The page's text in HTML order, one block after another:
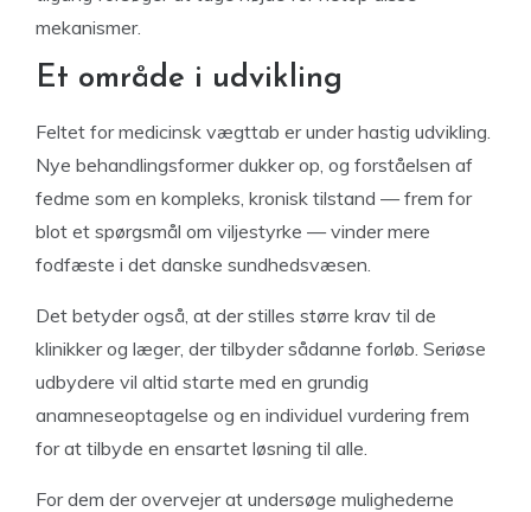
mekanismer.
Et område i udvikling
Feltet for medicinsk vægttab er under hastig udvikling.
Nye behandlingsformer dukker op, og forståelsen af
fedme som en kompleks, kronisk tilstand — frem for
blot et spørgsmål om viljestyrke — vinder mere
fodfæste i det danske sundhedsvæsen.
Det betyder også, at der stilles større krav til de
klinikker og læger, der tilbyder sådanne forløb. Seriøse
udbydere vil altid starte med en grundig
anamneseoptagelse og en individuel vurdering frem
for at tilbyde en ensartet løsning til alle.
For dem der overvejer at undersøge mulighederne